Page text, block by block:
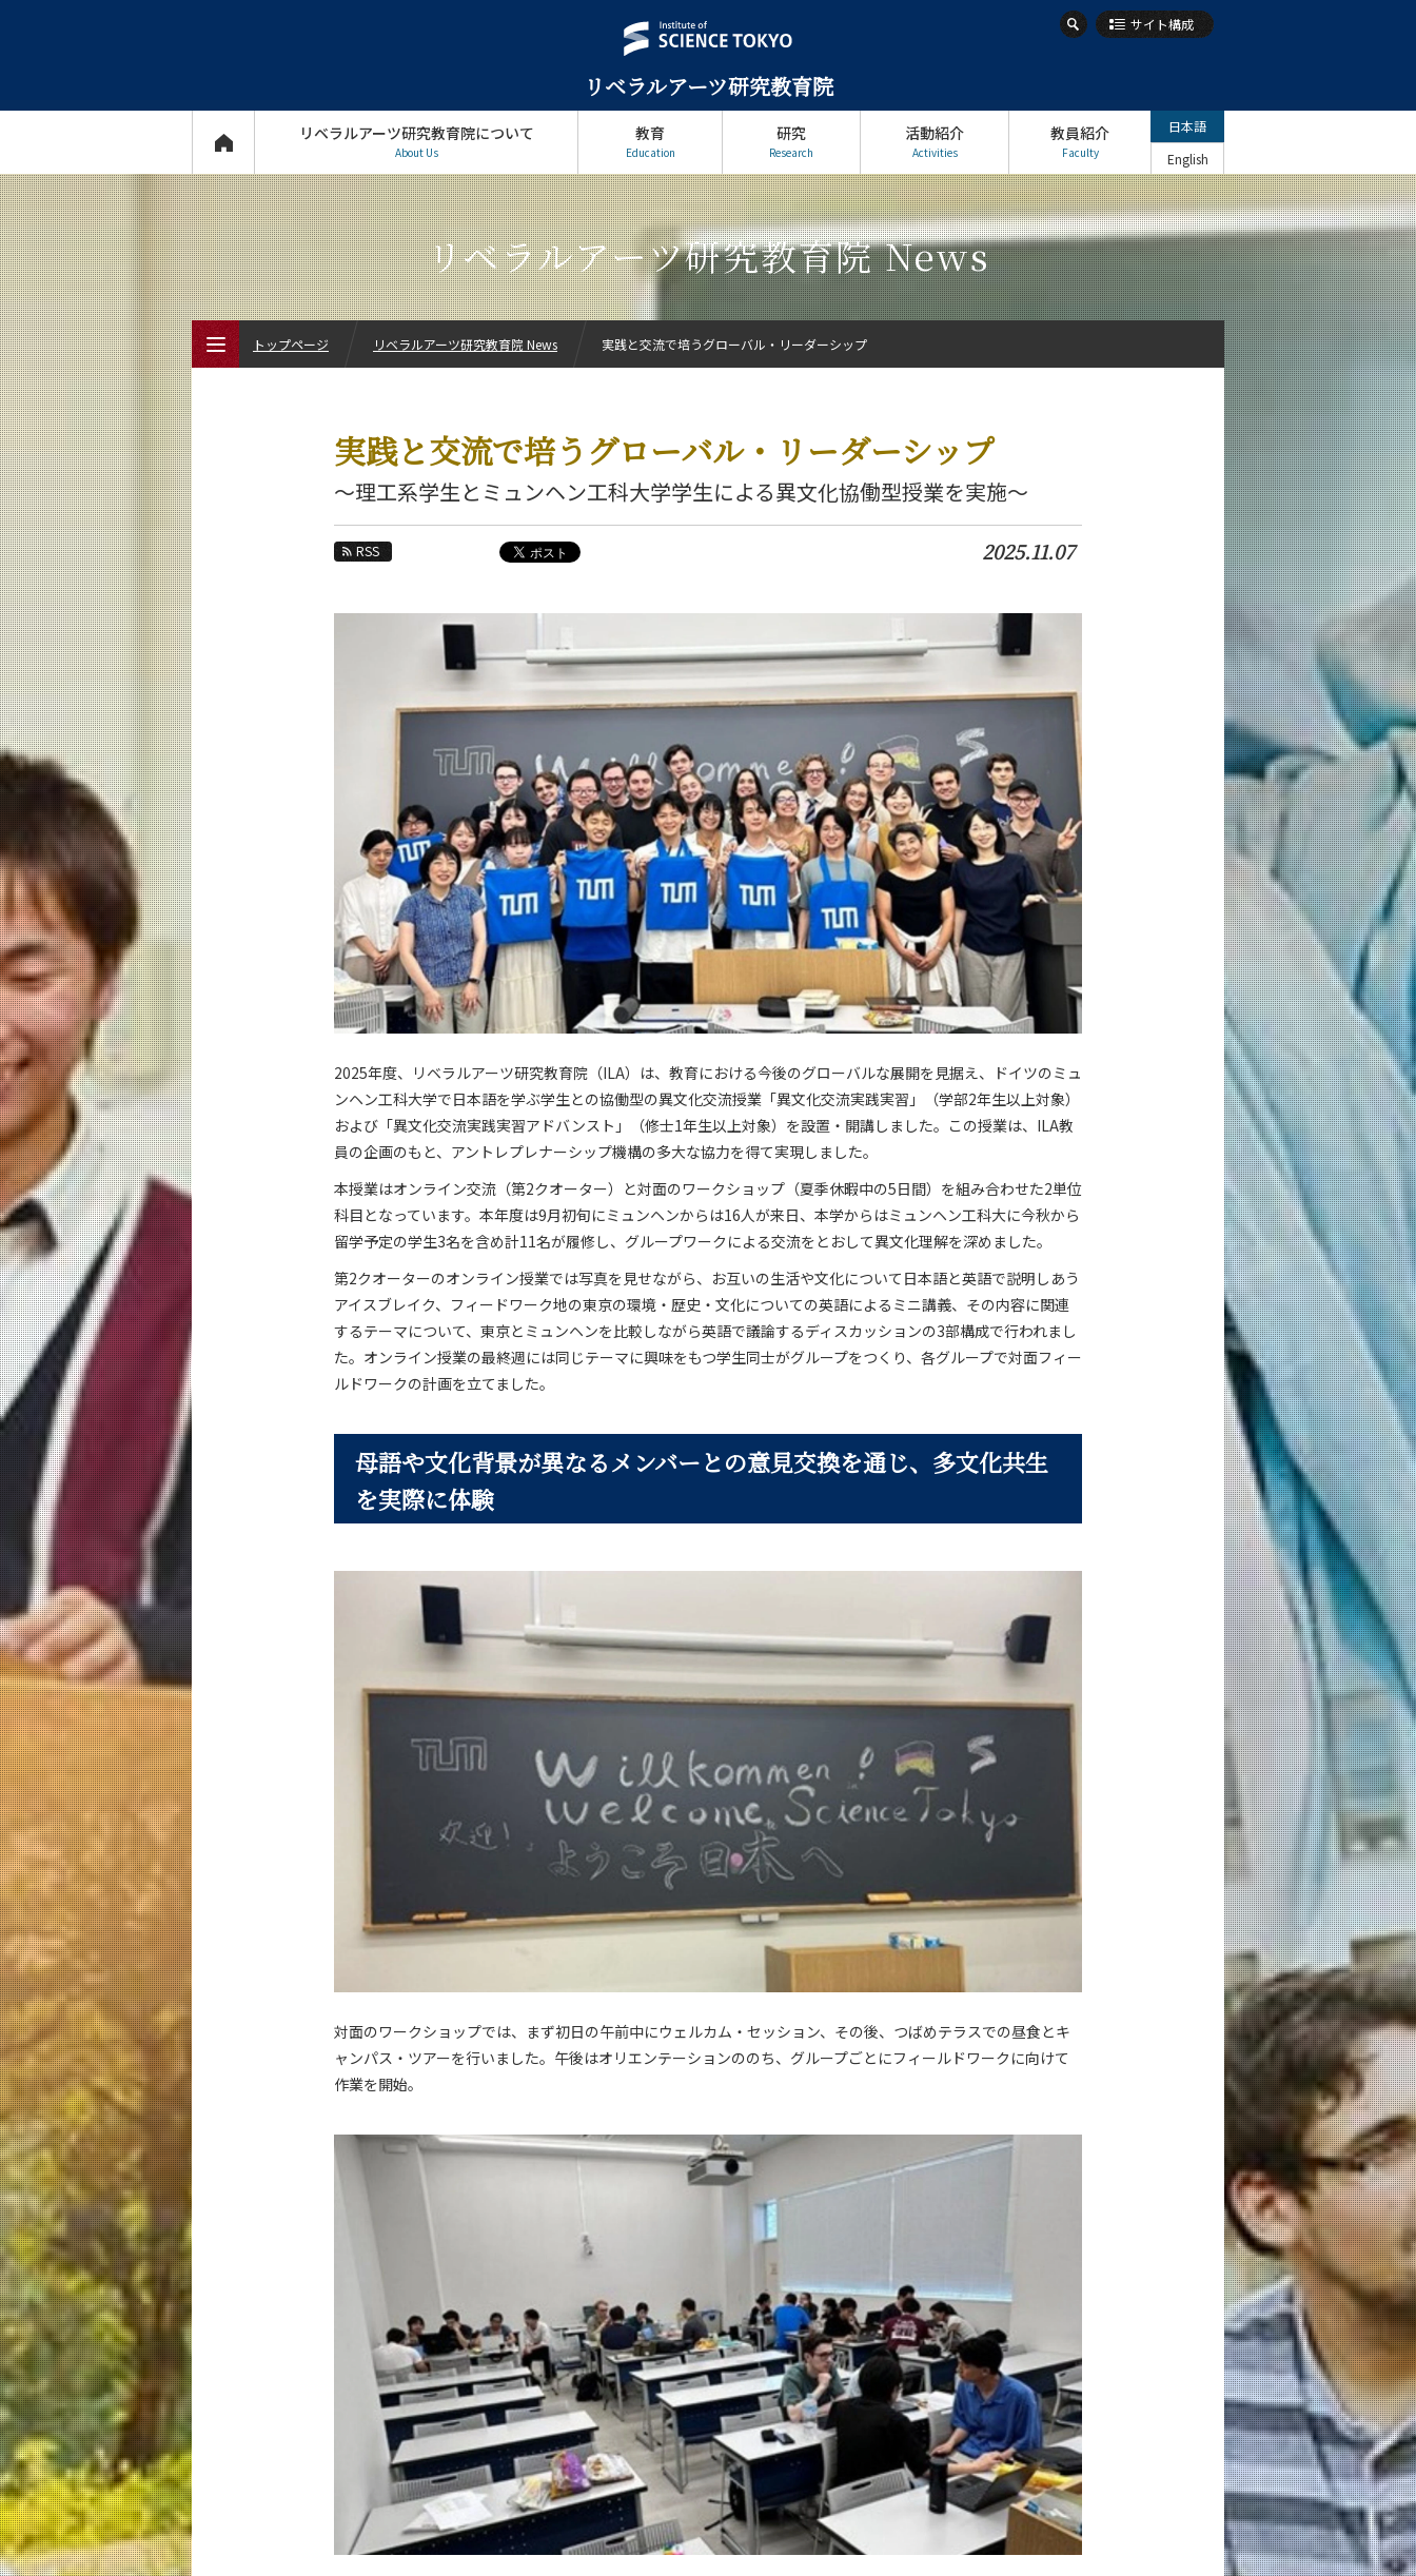
リベラルアーツ研究教育院
サイト構成
リベラルアーツ研究教育院について
About Us
教育
Education
研究
Research
活動紹介
Activities
教員紹介
Faculty
日本語
English
リベラルアーツ研究教育院 News
実践と交流で培うグローバル・リーダーシップ
～理工系学生とミュンヘン工科大学学生による異文化協働型授業を実施～
RSS 2025.11.07
2025年度、リベラルアーツ研究教育院（ILA）は、教育における今後のグローバルな展開を見据え、ドイツのミュ
ンヘン工科大学で日本語を学ぶ学生との協働型の異文化交流授業「異文化交流実践実習」（学部2年生以上対象）
および「異文化交流実践実習アドバンスト」（修士1年生以上対象）を設置・開講しました。この授業は、ILA教
員の企画のもと、アントレプレナーシップ機構の多大な協力を得て実現しました。
本授業はオンライン交流（第2クオーター）と対面のワークショップ（夏季休暇中の5日間）を組み合わせた2単位
科目となっています。本年度は9月初旬にミュンヘンからは16人が来日、本学からはミュンヘン工科大に今秋から
留学予定の学生3名を含め計11名が履修し、グループワークによる交流をとおして異文化理解を深めました。
第2クオーターのオンライン授業では写真を見せながら、お互いの生活や文化について日本語と英語で説明しあう
アイスブレイク、フィードワーク地の東京の環境・歴史・文化についての英語によるミニ講義、その内容に関連
するテーマについて、東京とミュンヘンを比較しながら英語で議論するディスカッションの3部構成で行われまし
た。オンライン授業の最終週には同じテーマに興味をもつ学生同士がグループをつくり、各グループで対面フィー
ルドワークの計画を立てました。
母語や文化背景が異なるメンバーとの意見交換を通じ、多文化共生
を実際に体験
対面のワークショップでは、まず初日の午前中にウェルカム・セッション、その後、つばめテラスでの昼食とキ
ャンパス・ツアーを行いました。午後はオリエンテーションののち、グループごとにフィールドワークに向けて
作業を開始。
トップページ リベラルアーツ研究教育院 News 実践と交流で培うグローバル・リーダーシップ
リベラルアーツ研究教育院について